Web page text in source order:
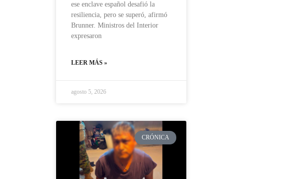
ese enclave español desafió la
resiliencia, pero se superó, afirmó
Brunner. Ministros del Interior
expresaron
LEER MÁS »
agosto 5, 2026
CRÓNICA